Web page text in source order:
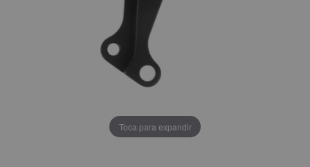
Toca para expandir